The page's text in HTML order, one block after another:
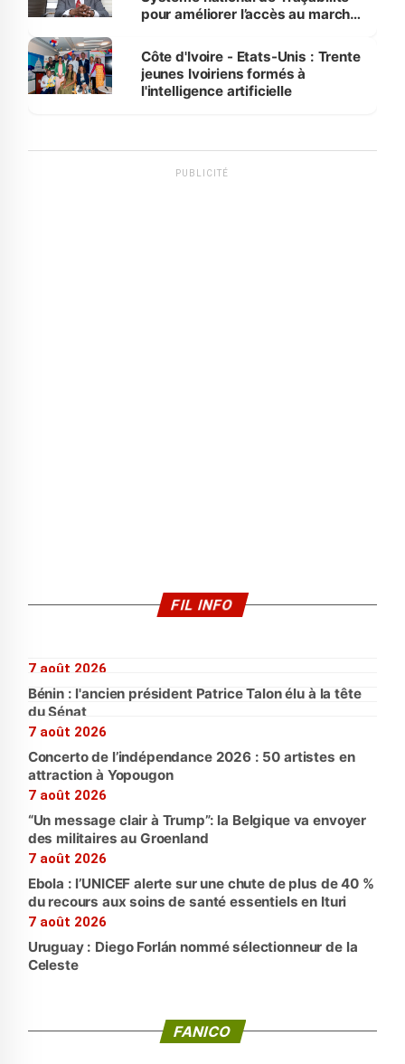
pour améliorer l’accès au marché
Côte d'Ivoire - Etats-Unis : Trente
jeunes Ivoiriens formés à
l'intelligence artificielle
PUBLICITÉ
FIL INFO
7 août 2026
Bénin : l'ancien président Patrice Talon élu à la tête
du Sénat
7 août 2026
Concerto de l’indépendance 2026 : 50 artistes en
attraction à Yopougon
7 août 2026
“Un message clair à Trump”: la Belgique va envoyer
des militaires au Groenland
7 août 2026
Ebola : l’UNICEF alerte sur une chute de plus de 40 %
du recours aux soins de santé essentiels en Ituri
7 août 2026
Uruguay : Diego Forlán nommé sélectionneur de la
Celeste
FANICO